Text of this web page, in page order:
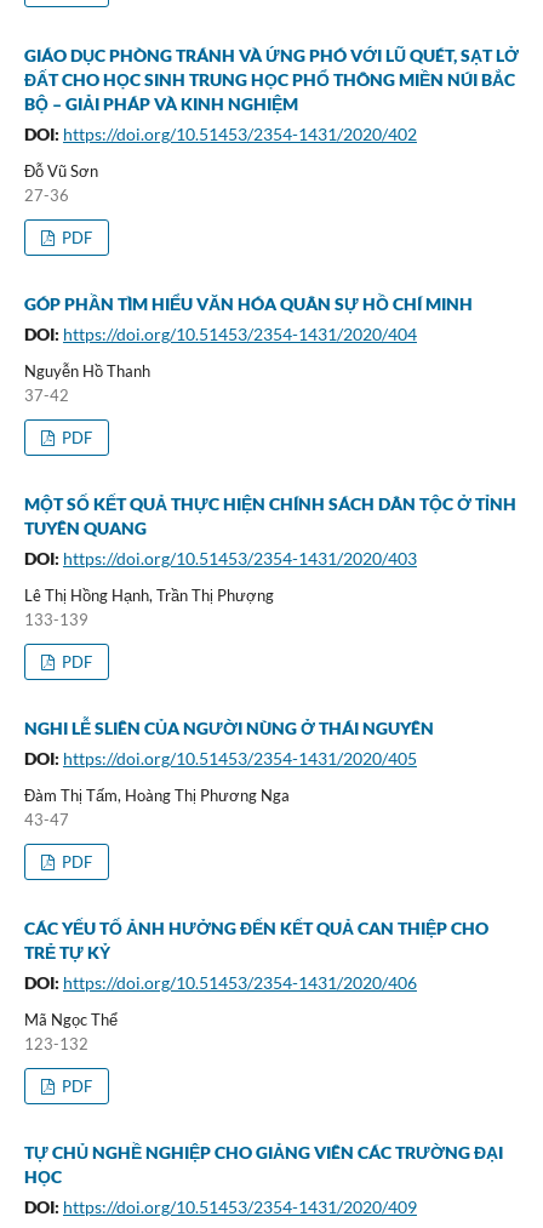
GIÁO DỤC PHÒNG TRÁNH VÀ ỨNG PHÓ VỚI LŨ QUÉT, SẠT LỞ
ĐẤT CHO HỌC SINH TRUNG HỌC PHỔ THÔNG MIỀN NÚI BẮC
BỘ – GIẢI PHÁP VÀ KINH NGHIỆM
DOI: https://doi.org/10.51453/2354-1431/2020/402
Đỗ Vũ Sơn
27-36
PDF
GÓP PHẦN TÌM HIỂU VĂN HÓA QUÂN SỰ HỒ CHÍ MINH
DOI: https://doi.org/10.51453/2354-1431/2020/404
Nguyễn Hồ Thanh
37-42
PDF
MỘT SỐ KẾT QUẢ THỰC HIỆN CHÍNH SÁCH DÂN TỘC Ở TỈNH
TUYÊN QUANG
DOI: https://doi.org/10.51453/2354-1431/2020/403
Lê Thị Hồng Hạnh, Trần Thị Phượng
133-139
PDF
NGHI LỄ SLIÊN CỦA NGƯỜI NÙNG Ở THÁI NGUYÊN
DOI: https://doi.org/10.51453/2354-1431/2020/405
Đàm Thị Tấm, Hoàng Thị Phương Nga
43-47
PDF
CÁC YẾU TỐ ẢNH HƯỞNG ĐẾN KẾT QUẢ CAN THIỆP CHO
TRẺ TỰ KỶ
DOI: https://doi.org/10.51453/2354-1431/2020/406
Mã Ngọc Thể
123-132
PDF
TỰ CHỦ NGHỀ NGHIỆP CHO GIẢNG VIÊN CÁC TRƯỜNG ĐẠI
HỌC
DOI: https://doi.org/10.51453/2354-1431/2020/409